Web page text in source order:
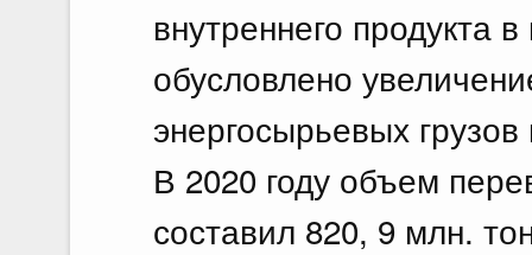
внутреннего продукта
обусловлено
энергосырьевых
В 2020 году объем
составил 820, 9 млн.